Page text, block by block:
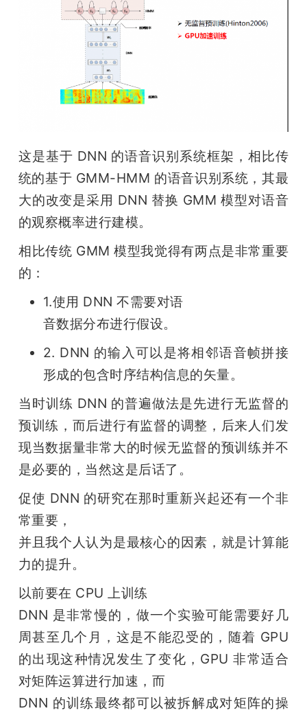
这是基于 DNN 的语音识别系统框架，相比传
统的基于 GMM-HMM 的语音识别系统，其最
大的改变是采用 DNN 替换 GMM 模型对语音
的观察概率进行建模。
相比传统 GMM 模型我觉得有两点是非常重要
的：
1.使用 DNN 不需要对语
音数据分布进行假设。
2. DNN 的输入可以是将相邻语音帧拼接
形成的包含时序结构信息的矢量。
当时训练 DNN 的普遍做法是先进行无监督的
预训练，而后进行有监督的调整，后来人们发
现当数据量非常大的时候无监督的预训练并不
是必要的，当然这是后话了。
促使 DNN 的研究在那时重新兴起还有一个非
常重要，
并且我个人认为是最核心的因素，就是计算能
力的提升。
以前要在 CPU 上训练
DNN 是非常慢的，做一个实验可能需要好几
周甚至几个月，这是不能忍受的，随着 GPU
的出现这种情况发生了变化，GPU 非常适合
对矩阵运算进行加速，而
DNN 的训练最终都可以被拆解成对矩阵的操